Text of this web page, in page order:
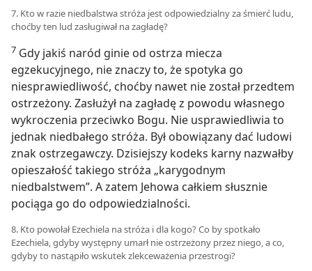
7. Kto w razie niedbalstwa stróża jest odpowiedzialny za śmierć ludu,
choćby ten lud zasługiwał na zagładę?
7 Gdy jakiś naród ginie od ostrza miecza
egzekucyjnego, nie znaczy to, że spotyka go
niesprawiedliwość, choćby nawet nie został przedtem
ostrzeżony. Zasłużył na zagładę z powodu własnego
wykroczenia przeciwko Bogu. Nie usprawiedliwia to
jednak niedbałego stróża. Był obowiązany dać ludowi
znak ostrzegawczy. Dzisiejszy kodeks karny nazwałby
opieszałość takiego stróża „karygodnym
niedbalstwem”. A zatem Jehowa całkiem słusznie
pociąga go do odpowiedzialności.
8. Kto powołał Ezechiela na stróża i dla kogo? Co by spotkało
Ezechiela, gdyby występny umarł nie ostrzeżony przez niego, a co,
gdyby to nastąpiło wskutek zlekceważenia przestrogi?